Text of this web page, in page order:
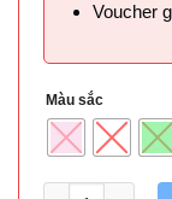
Voucher
Màu sắc
Số lượng